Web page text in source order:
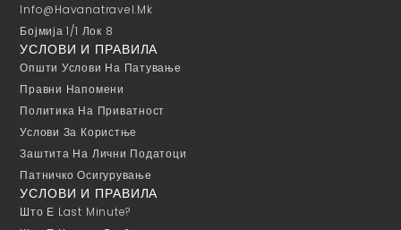
Info@havanatravel.mk
Бојмија 1/1 Лок 8
УСЛОВИ И ПРАВИЛА
Општи Услови На Патување
Правни Напомени
Политика На Приватност
Услови За Користње
Заштита На Лични Податоци
Патничко Осигурување
УСЛОВИ И ПРАВИЛА
Што Е Last Minute?